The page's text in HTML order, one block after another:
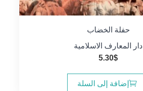
حفلة الخضاب
دار المعارف الاسلامية
5.30$
إضافة إلى السلة